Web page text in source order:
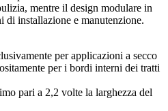
mentre il design modulare in
di installazione e manutenzione.
per applicazioni a secco
per i bordi interni dei tratti
pari a 2,2 volte la larghezza del